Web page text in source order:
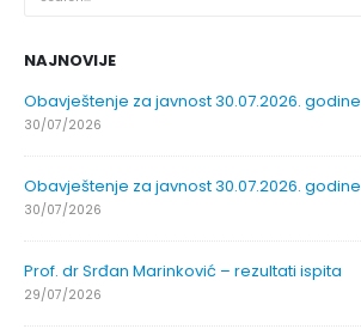
NAJNOVIJE
Obavještenje za javnost 30.07.2026. godine
30/07/2026
Obavještenje za javnost 30.07.2026. godine
30/07/2026
Prof. dr Srđan Marinković – rezultati ispita
29/07/2026